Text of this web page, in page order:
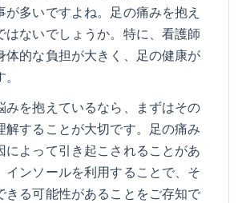
が多いですよね。足の痛みを抱え
はないでしょうか。特に、看護師
体的な負担が大きく、足の健康が
みを抱えているなら、まずはその
解することが大切です。足の痛み
によって引き起こされることがあ
インソールを利用することで、そ
きる可能性があることをご存知で